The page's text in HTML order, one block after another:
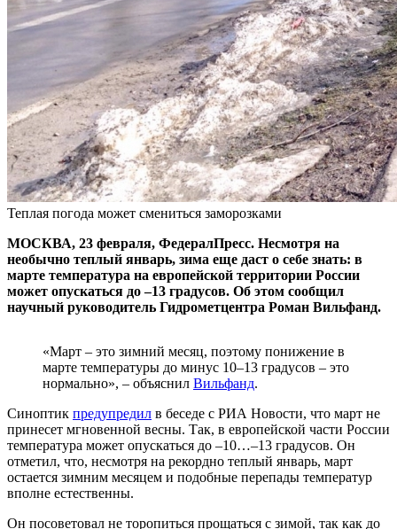
Теплая погода может смениться заморозками
МОСКВА, 23 февраля, ФедералПресс. Несмотря на
необычно теплый январь, зима еще даст о себе знать: в
марте температура на европейской территории России
может опускаться до –13 градусов. Об этом сообщил
научный руководитель Гидрометцентра Роман Вильфанд.
«Март – это зимний месяц, поэтому понижение в
марте температуры до минус 10–13 градусов – это
нормально», – объяснил Вильфанд.
Синоптик предупредил в беседе с РИА Новости, что март не
принесет мгновенной весны. Так, в европейской части России
температура может опускаться до –10…–13 градусов. Он
отметил, что, несмотря на рекордно теплый январь, март
остается зимним месяцем и подобные перепады температур
вполне естественны.
Он посоветовал не торопиться прощаться с зимой, так как до